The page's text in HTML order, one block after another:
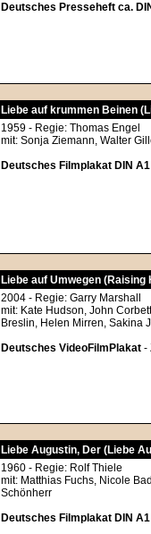
Deutsches Presseheft ca.
Liebe auf krummen Beinen
1959 - Regie: Thomas Engel
mit: Sonja Ziemann, Walter
Deutsches Filmplakat DIN
Liebe auf Umwegen (Raising
2004 - Regie: Garry Marshall
mit: Kate Hudson, John
Breslin, Helen Mirren, Sakina
Deutsches VideoFilmPlakat -
Liebe Augustin, Der (Liebe
1960 - Regie: Rolf Thiele
mit: Matthias Fuchs, Nicole
Schönherr
Deutsches Filmplakat DIN